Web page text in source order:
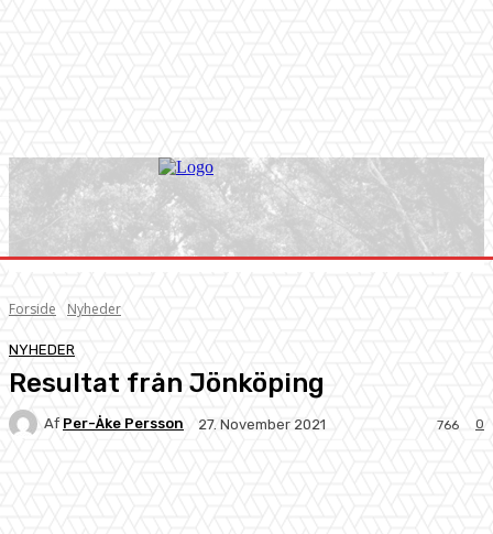
Forside Nyheder
NYHEDER
Resultat från Jönköping
Af Per-Åke Persson 27. November 2021 0
766